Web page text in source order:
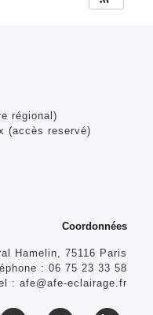
régional)
(accès reservé)
Coordonnées
Hamelin, 75116 Paris
: 06 75 23 33 58
: afe@afe-eclairage.fr